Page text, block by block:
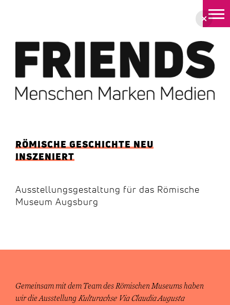
RÖMISCHE GESCHICHTE NEU
INSZENIERT
Ausstellungsgestaltung für das Römische
Museum Augsburg
Gemeinsam mit dem Team des Römischen Museums haben
wir die AusstellungKulturachse Via Claudia Augusta